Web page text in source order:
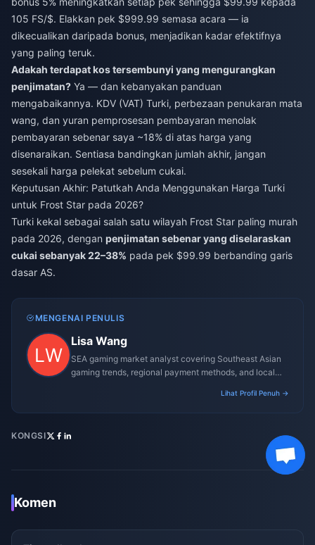
105 FS/$. Elakkan pek $999.99 semasa acara — ia
dikecualikan daripada bonus, menjadikan kadar efektifnya
yang paling teruk.
Adakah terdapat kos tersembunyi yang mengurangkan
penjimatan? Ya — dan kebanyakan panduan
mengabaikannya. KDV (VAT) Turki, perbezaan penukaran mata
wang, dan yuran pemprosesan pembayaran menolak
pembayaran sebenar saya ~18% di atas harga yang
disenaraikan. Sentiasa bandingkan jumlah akhir, jangan
sesekali harga pelekat sebelum cukai.
Keputusan Akhir: Patutkah Anda Menggunakan Harga Turki
untuk Frost Star pada 2026?
Turki kekal sebagai salah satu wilayah Frost Star paling murah
pada 2026, dengan penjimatan sebenar yang diselaraskan
cukai sebanyak 22–38% pada pek $99.99 berbanding garis
dasar AS.
MENGENAI PENULIS
Lisa Wang
SEA gaming market analyst covering Southeast Asian
gaming trends, regional payment methods, and local
Lihat Profil Penuh →
KONGSI
Komen